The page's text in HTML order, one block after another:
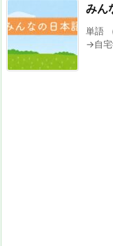
みん
単語
→自